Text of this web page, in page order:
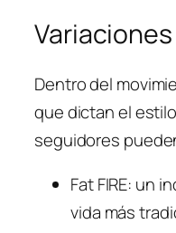
Variaciones
Dentro del
que dictan el
seguidores
Fat FIRE: un
vida más